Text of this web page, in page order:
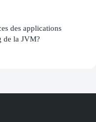
des applications
de la JVM?